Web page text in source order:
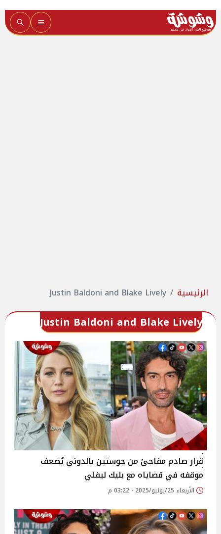
الرئيسية Justin Baldoni and Blake Lively
Justin Baldoni and Blake Lively
قرار صادم مفاجئ من جوستين بالدوني يُضعف
موقفه في قضاياه مع بليك ليفلي
الأربعاء 25/يونيو/2025 - 03:22 م